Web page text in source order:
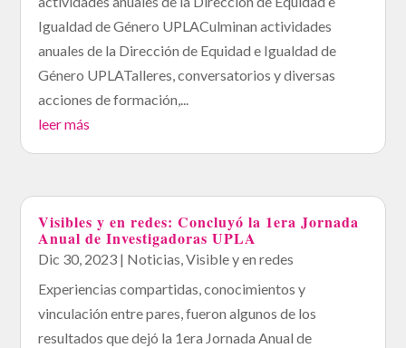
Igualdad de Género UPLACulminan actividades
anuales de la Dirección de Equidad e Igualdad de
Género UPLATalleres, conversatorios y diversas
acciones de formación,...
leer más
Visibles y en redes: Concluyó la 1era Jornada
Anual de Investigadoras UPLA
Dic 30, 2023 | Noticias,Visible y en redes
Experiencias compartidas, conocimientos y
vinculación entre pares, fueron algunos de los
resultados que dejó la 1era Jornada Anual de